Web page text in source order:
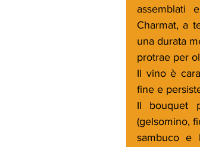
assemblati
Charmat, a
una durata
protrae per
Il vino è
fine e
Il bouquet
(gelsomino,
sambuco e